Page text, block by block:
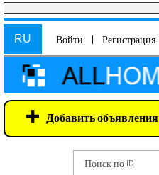
RU Войти Регистрация
Добавить объявления